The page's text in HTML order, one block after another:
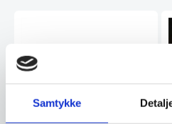
Samtykke